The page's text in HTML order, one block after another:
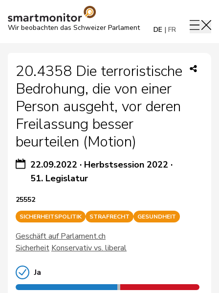
Wir beobachten das Schweizer Parlament DE FR
20.4358 Die terroristische
Bedrohung, die von einer
Person ausgeht, vor deren
Freilassung besser
beurteilen (Motion)
22.09.2022 · Herbstsession 2022 ·
51. Legislatur
25552
SICHERHEITSPOLITIK STRAFRECHT GESUNDHEIT
Geschäft auf Parlament.ch
Sicherheit Konservativ vs. liberal
Ja